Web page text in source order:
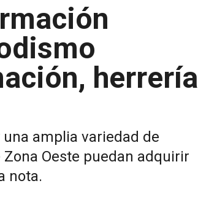
herrería
una amplia variedad de
Oeste puedan adquirir
nota.